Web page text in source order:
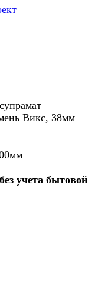
Викс, 38мм
учета бытовой